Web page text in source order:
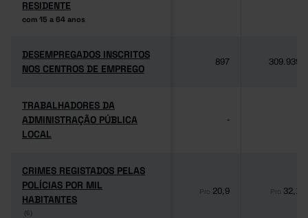
RESIDENTE
com 15 a 64 anos
RESIDENTE
com 15 a 64 anos
DESEMPREGADOS INSCRITOS
NOS CENTROS DE EMPREGO
DESEMPREGADOS INSCRITOS
NOS CENTROS DE EMPREGO
897 309.939
TRABALHADORES DA
ADMINISTRAÇÃO PÚBLICA
LOCAL
TRABALHADORES DA
ADMINISTRAÇÃO PÚBLICA
LOCAL
-
CRIMES REGISTADOS PELAS
POLÍCIAS POR MIL
HABITANTES
(6)
CRIMES REGISTADOS PELAS
POLÍCIAS POR MIL
HABITANTES
(6)
Pro 20,9 Pro 32,1